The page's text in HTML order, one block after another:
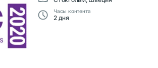
Часы контента
2 дня